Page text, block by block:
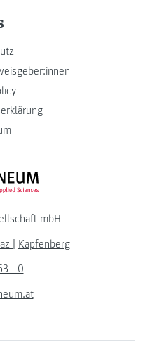
FH JOANNEUM Logo
mbH
| Kapfenberg
- 0